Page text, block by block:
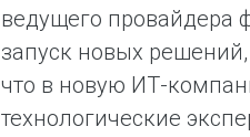
ведущего провайдера
запуск новых
что в новую ИТ-
технологические